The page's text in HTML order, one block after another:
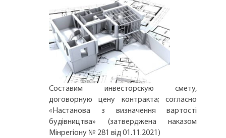
Составим инвесторскую смету,
договорную цену контракта; согласно
«Настанова з визначення вартості
будівництва» (затверджена наказом
Мінрегіону № 281 від 01.11.2021)